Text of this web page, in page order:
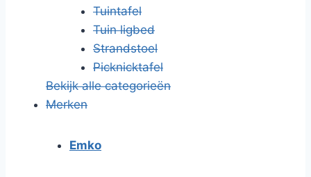
Tuintafel
Tuin ligbed
Strandstoel
Picknicktafel
Bekijk alle categorieën
Merken
Emko